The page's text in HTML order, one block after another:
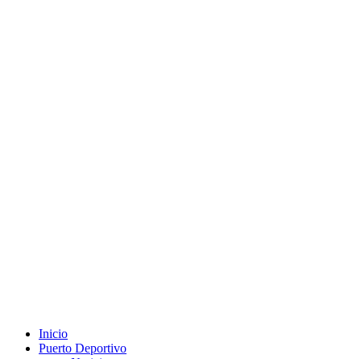
Inicio
Puerto Deportivo